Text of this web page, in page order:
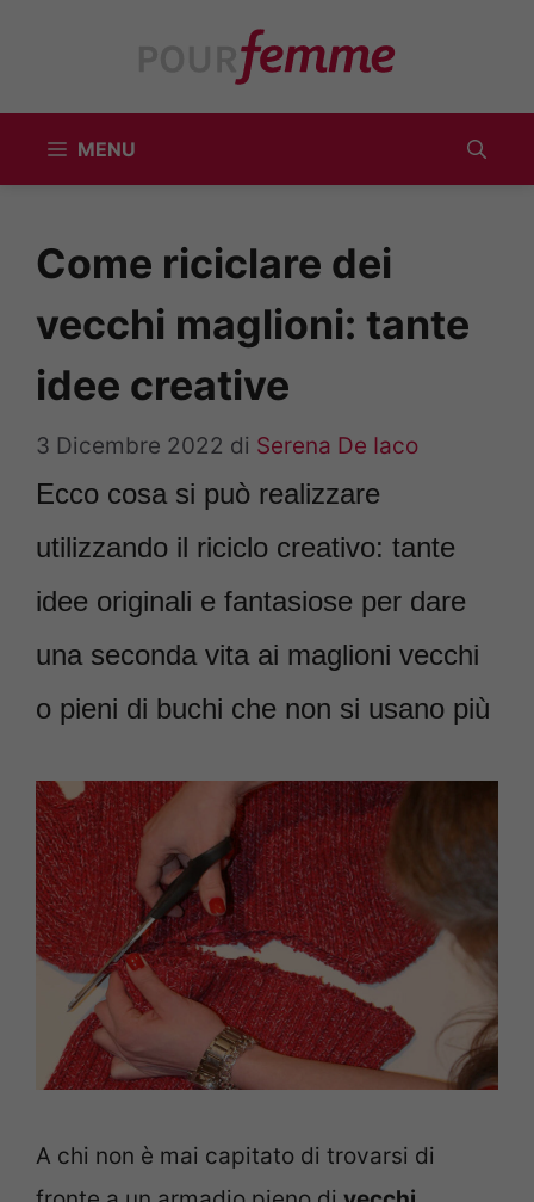
MENU
Come riciclare dei
vecchi maglioni: tante
idee creative
3 Dicembre 2022 di Serena De Iaco
Ecco cosa si può realizzare
utilizzando il riciclo creativo: tante
idee originali e fantasiose per dare
una seconda vita ai maglioni vecchi
o pieni di buchi che non si usano più
A chi non è mai capitato di trovarsi di